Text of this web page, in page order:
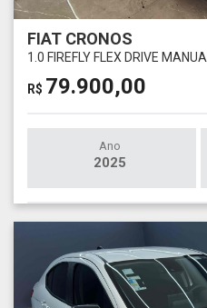
FIAT CRONOS
1.0 FIREFLY FLEX DRIVE MANUAL
R$ 79.900,00
Ano
2025